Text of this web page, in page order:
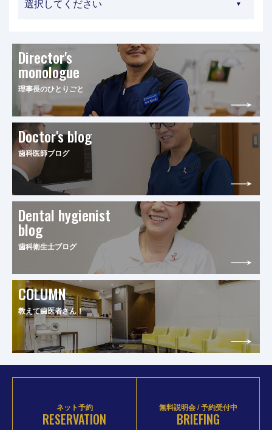
Director's
monologue
理事長のひとりごと
Doctor's blog
歯科医師ブログ
Dental hygienist
blog
歯科衛生士ブログ
COLUMN
教えて歯医者さん！
ネット予約
RESERVATION
無料説明会 / 予約受付中
BRIEFING